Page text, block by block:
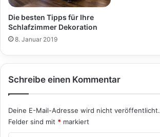
Die besten Tipps für Ihre
Schlafzimmer Dekoration
8. Januar 2019
Schreibe einen Kommentar
Deine E-Mail-Adresse wird nicht veröffentlicht.
Felder sind mit * markiert